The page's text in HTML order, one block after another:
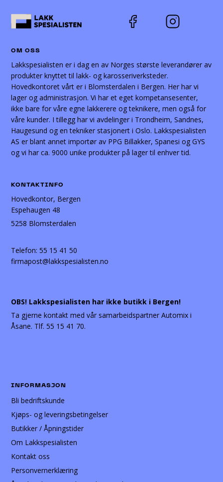
OM OSS
Lakkspesialisten er i dag en av Norges største leverandører av
produkter knyttet til lakk- og karosseriverksteder.
Hovedkontoret vårt er i Blomsterdalen i Bergen. Her har vi
lager og administrasjon. Vi har et eget kompetansesenter,
ikke bare for våre egne lakkerere og teknikere, men også for
våre kunder. I tillegg har vi avdelinger i Trondheim, Sandnes,
Haugesund og en tekniker stasjonert i Oslo. Lakkspesialisten
AS er blant annet importør av PPG Billakker, Spanesi og GYS
og vi har ca. 9000 unike produkter på lager til enhver tid.
KONTAKTINFO
Hovedkontor, Bergen
Espehaugen 48
5258 Blomsterdalen
Telefon:55 15 41 50
firmapost@lakkspesialisten.no
OBS! Lakkspesialisten har ikke butikk i Bergen!
Ta gjerne kontakt med vår samarbeidspartner Automix i
Åsane. Tlf. 55 15 41 70.
INFORMASJON
Bli bedriftskunde
Kjøps- og leveringsbetingelser
Butikker / Åpningstider
Om Lakkspesialisten
Kontakt oss
Personvernerklæring